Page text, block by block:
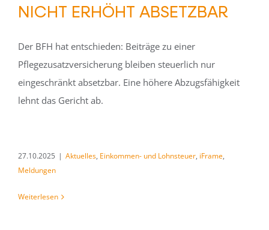
NICHT ERHÖHT ABSETZBAR
Der BFH hat entschieden: Beiträge zu einer
Pflegezusatzversicherung bleiben steuerlich nur
eingeschränkt absetzbar. Eine höhere Abzugsfähigkeit
lehnt das Gericht ab.
27.10.2025 | Aktuelles, Einkommen- und Lohnsteuer, iFrame,
Meldungen
Weiterlesen